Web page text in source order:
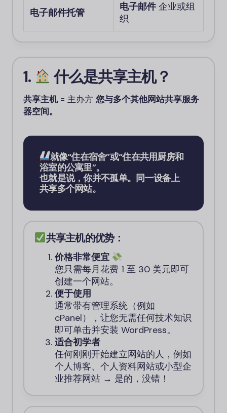
电子邮件托管 电子邮件企业或组
织
1. 什么是共享主机？
共享主机= 主办方 您与多个其他网站共享服务
器空间。
就像“住在宿舍”或“住在共用厨房和
浴室的公寓里”。
也就是说，你并不孤单。同一设备上
共享多个网站。
共享主机的优势：
价格非常便宜
您只需每月花费 1 至 30 美元即可
创建一个网站。
便于使用
通常带有管理系统（例如
cPanel），让您无需任何技术知识
即可单击并安装 WordPress。
适合初学者
任何刚刚开始建立网站的人，例如
个人博客、个人资料网站或小型企
业推荐网站 → 是的，没错！